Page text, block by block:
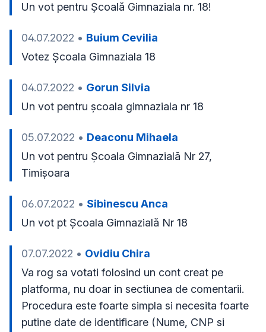
Un vot pentru Școală Gimnaziala nr. 18!
04.07.2022 • Buium Cevilia
Votez Școala Gimnaziala 18
04.07.2022 • Gorun Silvia
Un vot pentru școala gimnaziala nr 18
05.07.2022 • Deaconu Mihaela
Un vot pentru Școala Gimnazială Nr 27,
Timișoara
06.07.2022 • Sibinescu Anca
Un vot pt Școala Gimnazială Nr 18
07.07.2022 • Ovidiu Chira
Va rog sa votati folosind un cont creat pe
platforma, nu doar in sectiunea de comentarii.
Procedura este foarte simpla si necesita foarte
putine date de identificare (Nume, CNP si